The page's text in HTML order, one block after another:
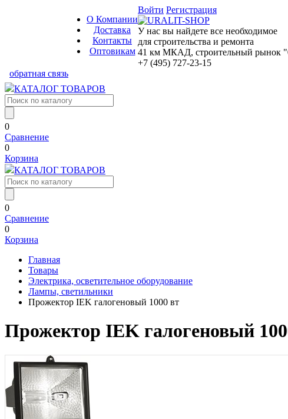
О Компании
Доставка
Контакты
Оптовикам
Войти Регистрация
У нас вы найдете все необходимое
для строительства и ремонта
41 км МКАД, строительный рынок
+7 (495) 727-23-15
обратная связь
КАТАЛОГ ТОВАРОВ
0
Сравнение
0
Корзина
КАТАЛОГ ТОВАРОВ
0
Сравнение
0
Корзина
Главная
Товары
Электрика, осветительное оборудование
Лампы, светильники
Прожектор IEK галогеновый 1000 вт
Прожектор IEK галогеновый